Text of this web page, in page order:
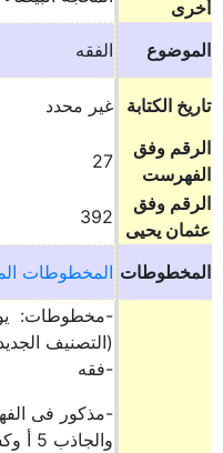
أخرى
الموضوع الفقه
تاريخ الكتابة
غير محدد
الرقم وفق
الفهرست
27
الرقم وفق
عثمان يحيى
392
المخطوطات المخطوطات
(التصنيف الجديد) ص 1-325،
-فقه
والجاذب 5 أ وكشف الظنون